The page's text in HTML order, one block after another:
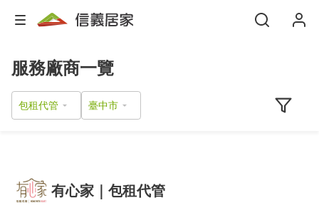
服務廠商一覽
包租代管
有心家｜包租代管